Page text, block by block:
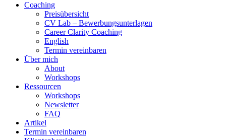
Coaching
Preisübersicht
CV Lab – Bewerbungsunterlagen
Career Clarity Coaching
English
Termin vereinbaren
Über mich
About
Workshops
Ressourcen
Workshops
Newsletter
FAQ
Artikel
Termin vereinbaren